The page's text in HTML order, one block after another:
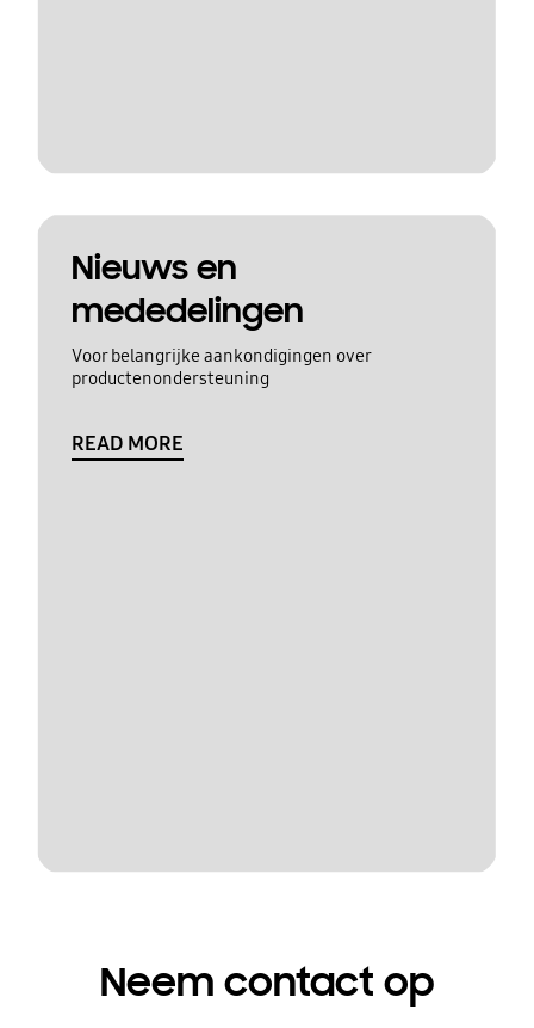
Nieuws en
mededelingen
Voor belangrijke aankondigingen over
productenondersteuning
READ MORE
Neem contact op